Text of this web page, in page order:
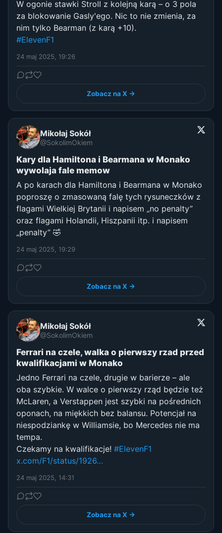
W ogonie stawki Stroll z kolejną karą – o 3 pola
za blokowanie Gasly'ego. Nic to nie zmienia, za
nim tylko Bearman (z karą +10).
#ElevenF1
24 maj 2025, 19:26
Zobacz na X →
Mikołaj Sokół
@SokolimOkiem
Kary dla Hamiltona i Bearmana w Monako
wywolaja fale memow
A po karach dla Hamiltona i Bearmana w Monako
poproszę o zmasowaną falę tych rysuneczków z
flagami Wielkiej Brytanii i napisem „no penalty”
oraz flagami Holandii, Hiszpanii itp. i napisem
„penalty” 🤣
24 maj 2025, 19:29
Zobacz na X →
Mikołaj Sokół
@SokolimOkiem
Ferrari na czele, walka o pierwszy rzad przed
kwalifikacjami w Monako
Jedno Ferrari na czele, drugie w barierze – ale
oba szybkie. W walce o pierwszy rząd będzie też
McLaren, a Verstappen jest szybki na pośrednich
oponach, na miękkich bez balansu. Potencjał na
niespodziankę w Williamsie, bo Mercedes nie ma
tempa.
Czekamy na kwalifikacje! #ElevenF1
x.com/F1/status/1926…
24 maj 2025, 14:31
Zobacz na X →